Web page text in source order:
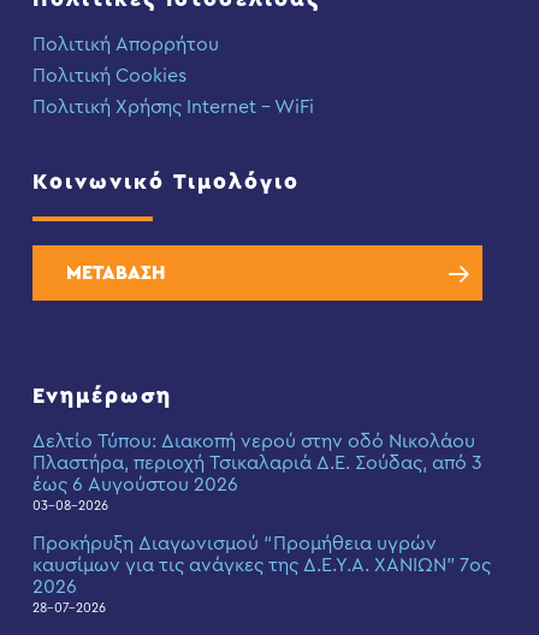
Πολιτική Απορρήτου
Πολιτική Cookies
Πολιτική Χρήσης Internet – WiFi
Κοινωνικό Τιμολόγιο
ΜΕΤΑΒΑΣΗ
Ενημέρωση
Δελτίο Τύπου: Διακοπή νερού στην οδό Νικολάου
Πλαστήρα, περιοχή Τσικαλαριά Δ.Ε. Σούδας, από 3
έως 6 Αυγούστου 2026
03-08-2026
Προκήρυξη Διαγωνισμού “Προμήθεια υγρών
καυσίμων για τις ανάγκες της Δ.Ε.Υ.Α. ΧΑΝΙΩΝ” 7ος
2026
28-07-2026